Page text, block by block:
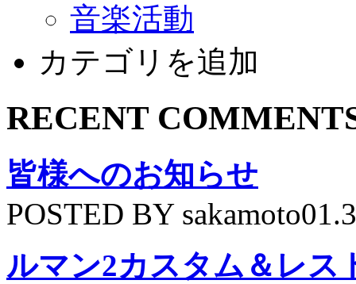
音楽活動
カテゴリを追加
RECENT
皆様へのお知らせ
POSTED BY
ルマン2カスタム＆レス